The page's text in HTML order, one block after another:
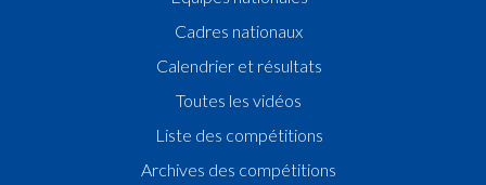
Cadres nationaux
Calendrier et résultats
Toutes les vidéos
Liste des compétitions
Archives des compétitions